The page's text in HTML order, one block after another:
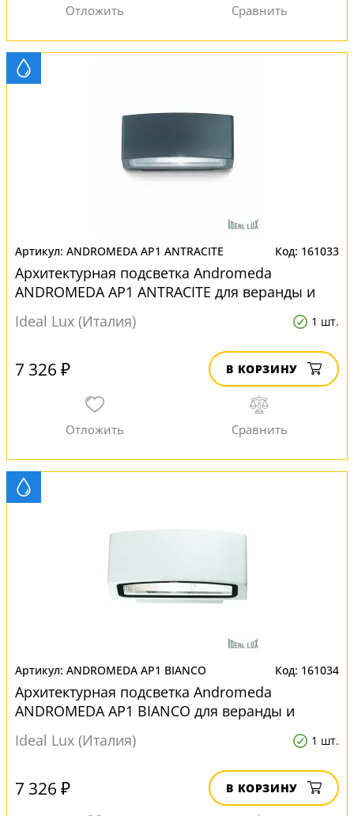
ANDROMEDA AP1 ANTRACITE 161033
Архитектурная подсветка Andromeda
ANDROMEDA AP1 ANTRACITE для веранды и
беседки
Ideal Lux (Италия) 1 шт.
7 326 ₽ В КОРЗИНУ
ANDROMEDA AP1 BIANCO 161034
Архитектурная подсветка Andromeda
ANDROMEDA AP1 BIANCO для веранды и
беседки
Ideal Lux (Италия) 1 шт.
7 326 ₽ В КОРЗИНУ